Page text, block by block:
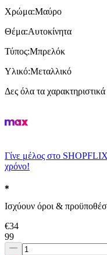
Χρώμα:Μαύρο
Θέμα:Αυτοκίνητα
Τύπος:Μπρελόκ
Υλικό:Μεταλλικό
Δες όλα τα χαρακτηριστικά
Γίνε μέλος στο
χρόνο!
Ισχύουν όροι &
€34
99